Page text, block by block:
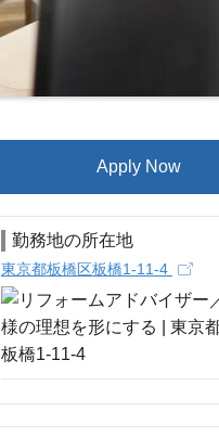
Apply Now
勤務地の所在地
東京都板橋区板橋1-11-4